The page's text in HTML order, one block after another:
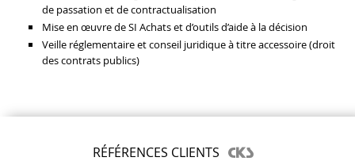
de passation et de contractualisation
Mise en œuvre de SI Achats et d’outils d’aide à la décision
Veille réglementaire et conseil juridique à titre accessoire (droit
des contrats publics)
RÉFÉRENCES CLIENTS